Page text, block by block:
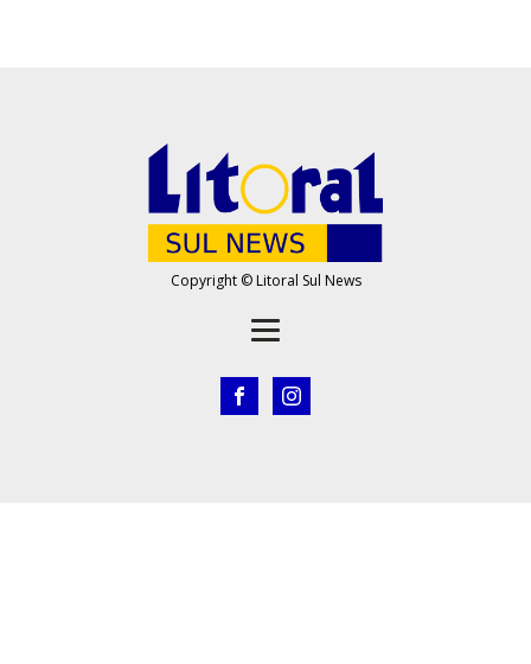
Copyright © Litoral Sul News